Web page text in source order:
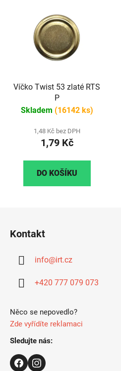
Víčko Twist 53 zlaté RTS
P
Skladem (16142 ks)
1,48 Kč bez DPH
1,79 Kč
DO KOŠÍKU
Kontakt
info@irt.cz
+420 777 079 073
Něco se nepovedlo?
Zde vyřídíte reklamaci
Sledujte nás: